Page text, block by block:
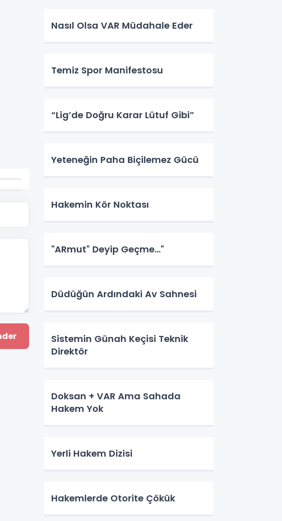
Nasıl Olsa VAR Müdahale Eder
Temiz Spor Manifestosu
“Lig’de Doğru Karar Lütuf Gibi”
Yeteneğin Paha Biçilemez Gücü
Hakemin Kör Noktası
"ARmut" Deyip Geçme..."
Düdüğün Ardındaki Av Sahnesi
Sistemin Günah Keçisi Teknik
Direktör
Doksan + VAR Ama Sahada
Hakem Yok
Yerli Hakem Dizisi
Hakemlerde Otorite Çökük